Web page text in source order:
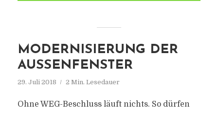
MODERNISIERUNG DER
AUSSENFENSTER
29. Juli 2018 2 Min. Lesedauer
Ohne WEG-Beschluss läuft nichts. So dürfen